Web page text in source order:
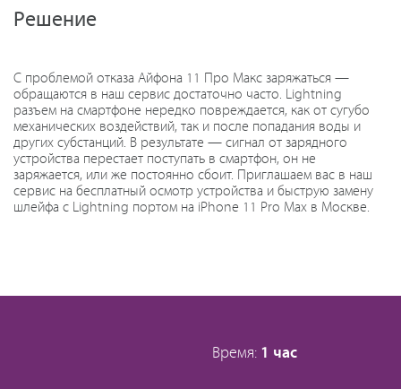
Решение
С проблемой отказа Айфона 11 Про Макс заряжаться —
обращаются в наш сервис достаточно часто. Lightning
разъем на смартфоне нередко повреждается, как от сугубо
механических воздействий, так и после попадания воды и
других субстанций. В результате — сигнал от зарядного
устройства перестает поступать в смартфон, он не
заряжается, или же постоянно сбоит. Приглашаем вас в наш
сервис на бесплатный осмотр устройства и быструю замену
шлейфа с Lightning портом на iPhone 11 Pro Max в Москве.
Время: 1 час